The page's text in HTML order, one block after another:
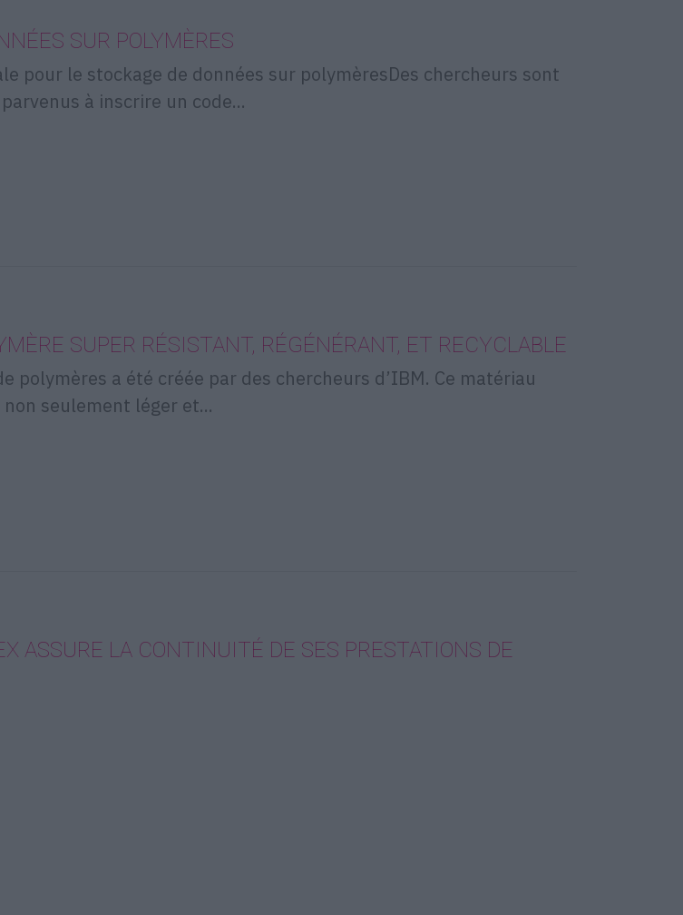
SUR POLYMÈRES
pour le stockage de données sur polymèresDes chercheurs sont
à inscrire un code...
SUPER RÉSISTANT, RÉGÉNÉRANT, ET RECYCLABLE
polymères a été créée par des chercheurs d’IBM. Ce matériau
seulement léger et...
ASSURE LA CONTINUITÉ DE SES PRESTATIONS DE